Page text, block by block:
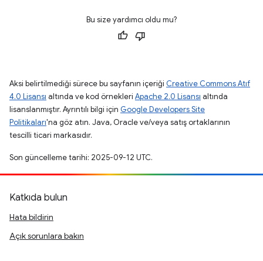
Bu size yardımcı oldu mu?
Aksi belirtilmediği sürece bu sayfanın içeriği Creative Commons Atıf
4.0 Lisansı altında ve kod örnekleri Apache 2.0 Lisansı altında
lisanslanmıştır. Ayrıntılı bilgi için Google Developers Site
Politikaları'na göz atın. Java, Oracle ve/veya satış ortaklarının
tescilli ticari markasıdır.
Son güncelleme tarihi: 2025-09-12 UTC.
Katkıda bulun
Hata bildirin
Açık sorunlara bakın